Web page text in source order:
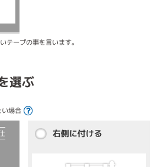
ープの事を言います。
選ぶ
場合
右側に付ける